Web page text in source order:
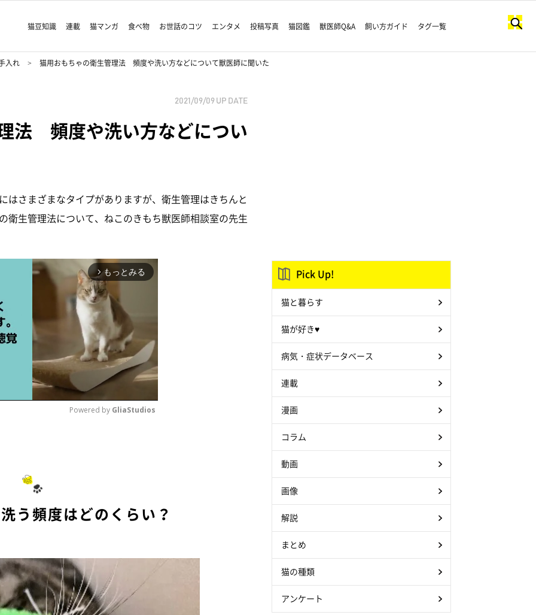
猫豆知識 連載 猫マンガ 食べ物 お世話のコツ エンタメ 投稿写真 猫図鑑 獣医師Q&A 飼い方ガイド タグ一覧
入れ 猫用おもちゃの衛生管理法 頻度や洗い方などについて獣医師に聞いた
2021/09/09 UP DATE
法 頻度や洗い方などについ
はさまざまなタイプがありますが、衛生管理はきちんと
生管理法について、ねこのきもち獣医師相談室の先生
arrow_forward_ios もっとみる
Powered by GliaStudios
う頻度はどのくらい？
Pick Up!
猫と暮らす
猫が好き♥
病気・症状データベース
連載
漫画
コラム
動画
画像
解説
まとめ
猫の種類
アンケート